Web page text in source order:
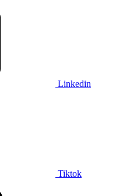
Linkedin
Tiktok